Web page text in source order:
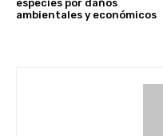
especies por daños
ambientales y económicos